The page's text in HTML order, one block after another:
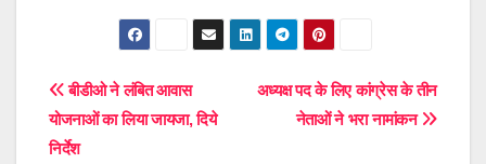
Post
navigation
अध्यक्ष पद के लिए कांग्रेस के तीन
नेताओं ने भरा नामांकन
बीडीओ ने लंबित आवास
योजनाओं का लिया जायजा, दिये
निर्देश